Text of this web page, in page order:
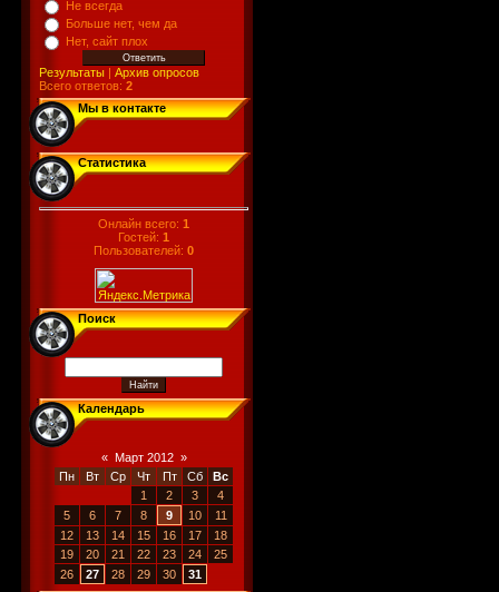
Не всегда
Больше нет, чем да
Нет, сайт плох
Результаты | Архив опросов
Всего ответов: 2
Мы в контакте
Статистика
Онлайн всего: 1
Гостей: 1
Пользователей: 0
Поиск
Календарь
« Март 2012 »
Пн
Вт Ср Чт Пт Сб
Вс
1
2 3
4
5
6 7 8 9 10
11
12
13 14 15 16 17
18
19
20 21 22 23 24
25
26
27 28 29 30 31